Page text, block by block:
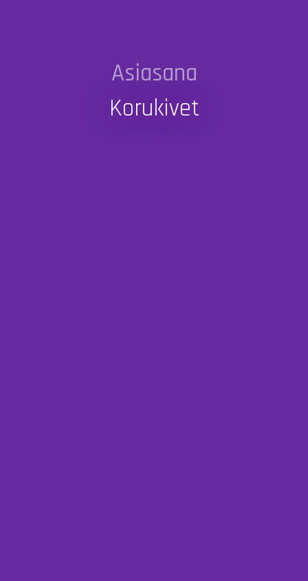
Asiasana
Korukivet